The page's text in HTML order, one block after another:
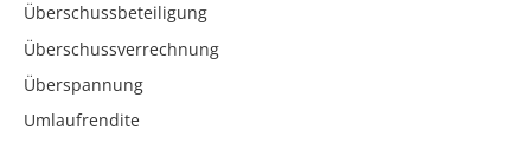
Überschussbeteiligung
Überschussverrechnung
Überspannung
Umlaufrendite